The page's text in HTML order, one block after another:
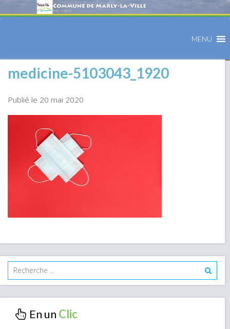
MENU
medicine-5103043_1920
Publié le 20 mai 2020
En un